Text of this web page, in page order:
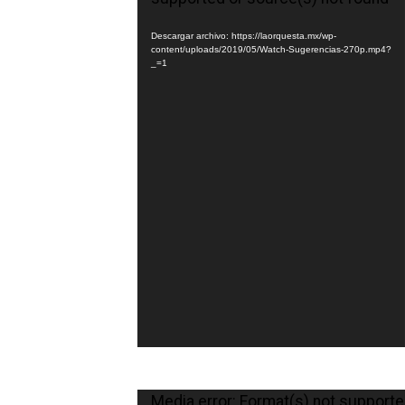
Descargar archivo: https://laorquesta.mx/wp-
content/uploads/2019/05/Watch-Sugerencias-270p.mp4?
_=1
Reproductor